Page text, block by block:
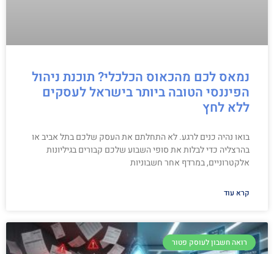
נמאס לכם מהכאוס הכלכלי? תוכנת ניהול
הפיננסי הטובה ביותר בישראל לעסקים
ללא לחץ
בואו נהיה כנים לרגע. לא התחלתם את העסק שלכם בתל אביב או
בהרצליה כדי לבלות את סופי השבוע שלכם קבורים בגיליונות
אלקטרוניים, במרדף אחר חשבוניות
קרא עוד
רואה חשבון לעוסק פטור